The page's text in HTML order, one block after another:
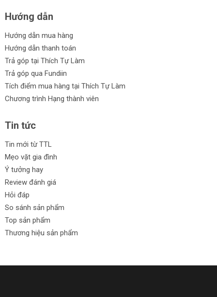
Hướng dẫn
Hướng dẫn mua hàng
Hướng dẫn thanh toán
Trả góp tại Thích Tự Làm
Trả góp qua Fundiin
Tích điểm mua hàng tại Thích Tự Làm
Chương trình Hạng thành viên
Tin tức
Tin mới từ TTL
Mẹo vặt gia đình
Ý tưởng hay
Review đánh giá
Hỏi đáp
So sánh sản phẩm
Top sản phẩm
Thương hiệu sản phẩm